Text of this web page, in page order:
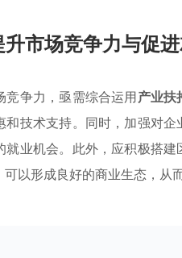
升市场竞争力与促
竞争力，亟需综合运用产业扶
和技术支持。同时，加强对
就业机会。此外，应积极搭
以形成良好的商业生态，从